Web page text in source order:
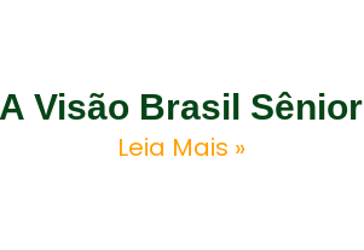
A Visão Brasil Sênior
Leia Mais »